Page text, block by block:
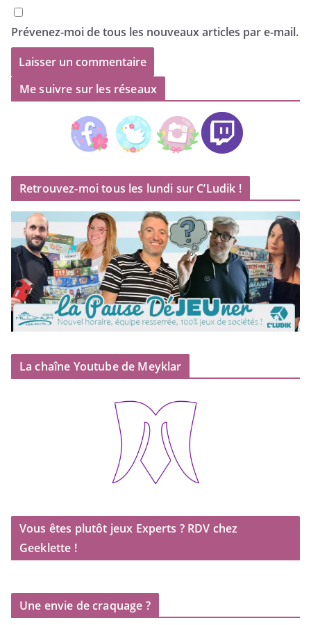
Prévenez-moi de tous les nouveaux articles par e-mail.
Me suivre sur les réseaux
Retrouvez-moi tous les lundi sur C’Ludik !
La chaîne Youtube de Meyklar
Vous êtes plutôt jeux Experts ? RDV chez
Geeklette !
Une envie de craquage ?